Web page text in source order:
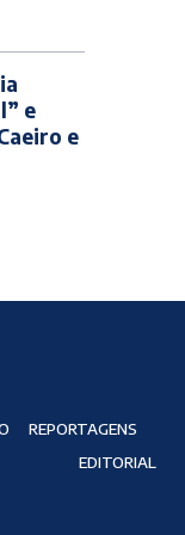
e
e
REPORTAGENS
EDITORIAL